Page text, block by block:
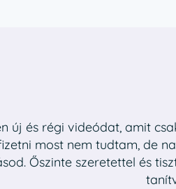
új és régi videódat, amit
most nem tudtam, de
Őszinte szeretettel és